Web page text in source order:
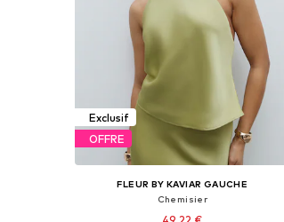
Exclusif
OFFRE
FLEUR BY KAVIAR GAUCHE
Chemisier